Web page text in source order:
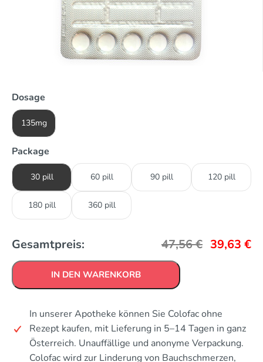
Dosage
135mg
Package
30 pill 60 pill 90 pill 120 pill
180 pill 360 pill
Gesamtpreis: 47,56€ 39,63 €
IN DEN WARENKORB
In unserer Apotheke können Sie Colofac ohne
Rezept kaufen, mit Lieferung in 5–14 Tagen in ganz
Österreich. Unauffällige und anonyme Verpackung.
Colofac wird zur Linderung von Bauchschmerzen,